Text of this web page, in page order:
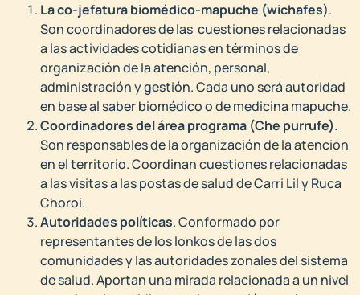
La co-jefatura biomédico-mapuche (wichafes).
Son coordinadores de las cuestiones relacionadas
a las actividades cotidianas en términos de
organización de la atención, personal,
administración y gestión. Cada uno será autoridad
en base al saber biomédico o de medicina mapuche.
Coordinadores del área programa (Che purrufe).
Son responsables de la organización de la atención
en el territorio. Coordinan cuestiones relacionadas
a las visitas a las postas de salud de Carri Lil y Ruca
Choroi.
Autoridades políticas. Conformado por
representantes de los lonkos de las dos
comunidades y las autoridades zonales del sistema
de salud. Aportan una mirada relacionada a un nivel